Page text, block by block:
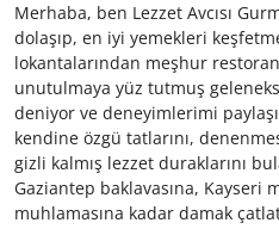
Merhaba, ben Lezzet Avcısı
dolaşıp, en iyi yemekleri
lokantalarından meşhur
unutulmaya yüz tutmuş
deniyor ve deneyimlerimi
kendine özgü tatlarını,
gizli kalmış lezzet duraklarını
Gaziantep baklavasına, Kayseri
muhlamasına kadar damak